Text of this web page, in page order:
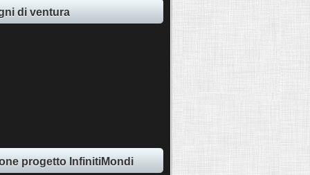
di ventura
progetto InfinitiMondi